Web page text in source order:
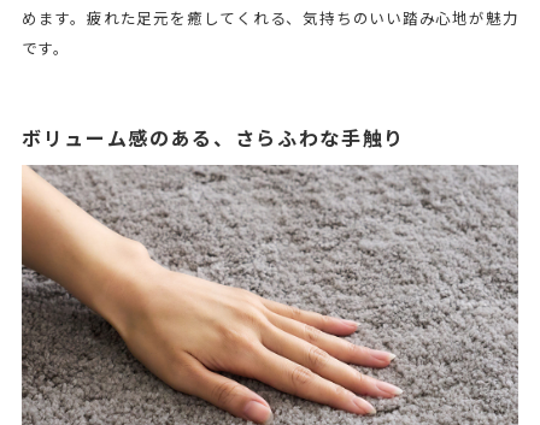
めます。疲れた足元を癒してくれる、気持ちのいい踏み心地が魅力
です。
ボリューム感のある、さらふわな手触り